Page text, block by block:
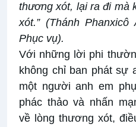
thương xót, lại ra đi mà
xót.” (Thánh
Phục vụ).
Với những lời phi
không chỉ ban phát sự
một người anh em
phác thảo và nhấn
về lòng thương xót,